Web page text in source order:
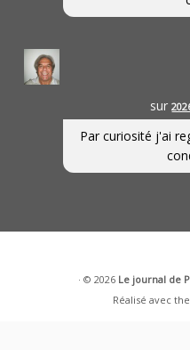
sur
Par curiosité j'ai
· © 2026 Le journal de
Réalisé avec